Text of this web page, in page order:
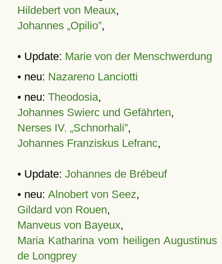
Hildebert von Meaux,
Johannes „Opilio”,
• Update: Marie von der Menschwerdung
• neu: Nazareno Lanciotti
• neu: Theodosia,
Johannes Swierc und Gefährten,
Nerses IV. „Schnorhali”,
Johannes Franziskus Lefranc,
• Update: Johannes de Brébeuf
• neu: Alnobert von Seez,
Gildard von Rouen,
Manveus von Bayeux,
Maria Katharina vom heiligen Augustinus
de Longprey